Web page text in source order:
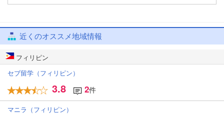
近くのオススメ地域情報
フィリピン
セブ留学（フィリピン）
3.8 2件
マニラ（フィリピン）